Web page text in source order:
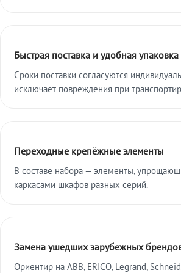
Быстрая поставка и удобная упаковка
Сроки поставки согласуются
исключает повреждения при
Переходные крепёжные элементы
В составе набора — элементы,
каркасами шкафов разных серий.
Замена ушедших зарубежных
Ориентир на ABB, ERICO, Legrand,